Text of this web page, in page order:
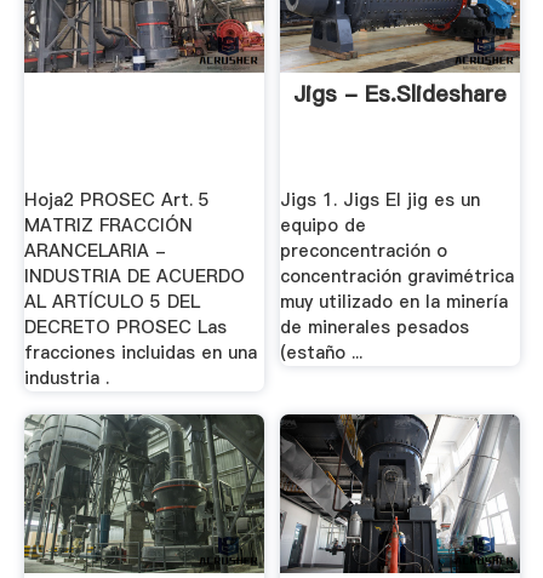
Hoja2 PROSEC Art. 5
MATRIZ FRACCIÓN
ARANCELARIA -
INDUSTRIA DE ACUERDO
AL ARTÍCULO 5 DEL
DECRETO PROSEC Las
fracciones incluidas en una
industria .
Jigs - Es.slideshare
Jigs 1. Jigs El jig es un
equipo de
preconcentración o
concentración gravimétrica
muy utilizado en la minería
de minerales pesados
(estaño ...